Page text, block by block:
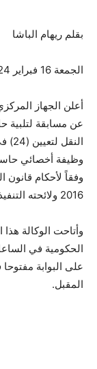
بقلم ريهام الباشا
الجمعة 16 فبراير 2024 02:33 مساءً
أعلن الجهاز
عن مسابقة لتلبية
وظيفة أخصائي
2016 ولائحته التنفيذية.
وأتاحت الوكالة هذا
الحكومية في
المقبل.